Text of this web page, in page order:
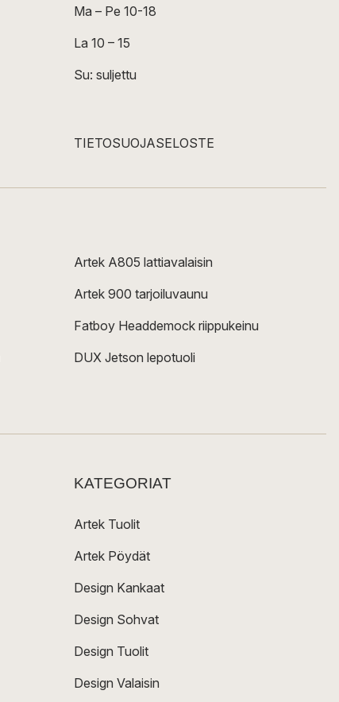
Ma – Pe 10-18
La 10 – 15
Su: suljettu
TIETOSUOJASELOSTE
Artek A805 lattiavalaisin
Artek 900 tarjoiluvaunu
Fatboy Headdemock riippukeinu
DUX Jetson lepotuoli
KATEGORIAT
Artek Tuolit
Artek Pöydät
Design Kankaat
Design Sohvat
Design Tuolit
Design Valaisin